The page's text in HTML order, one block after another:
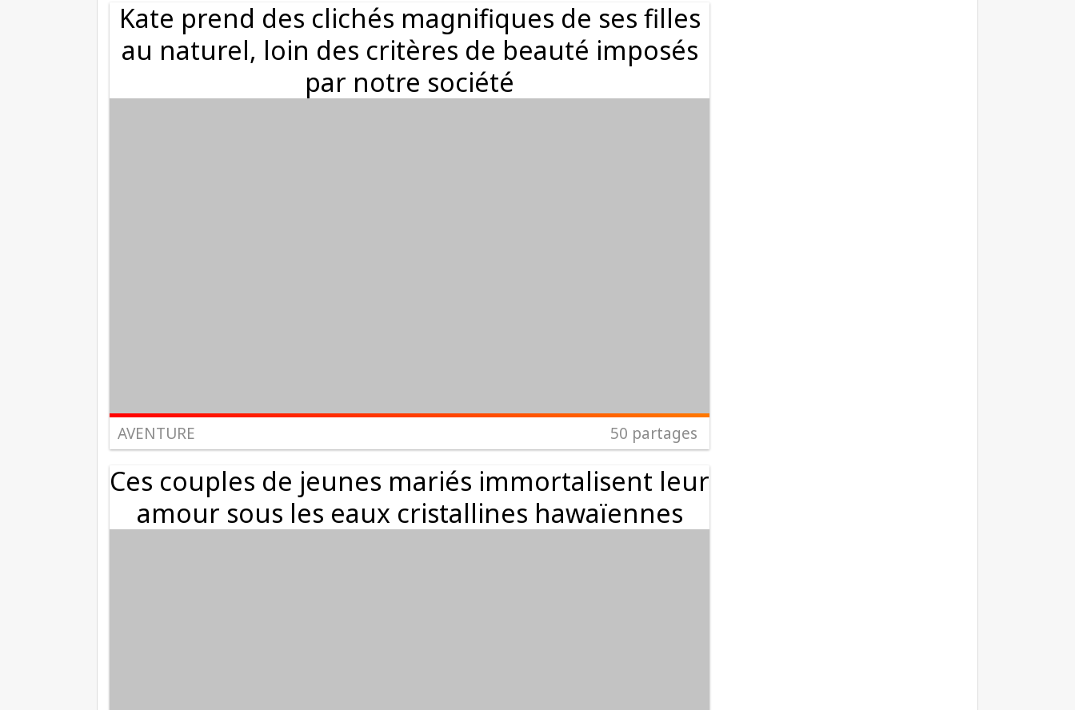
Kate prend des clichés magnifiques de ses filles
au naturel, loin des critères de beauté imposés
par notre société
AVENTURE 50 partages
Ces couples de jeunes mariés immortalisent leur
amour sous les eaux cristallines hawaïennes